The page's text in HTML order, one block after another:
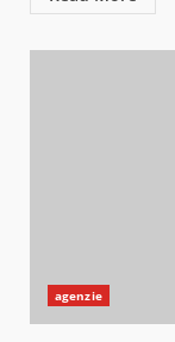
agenzie